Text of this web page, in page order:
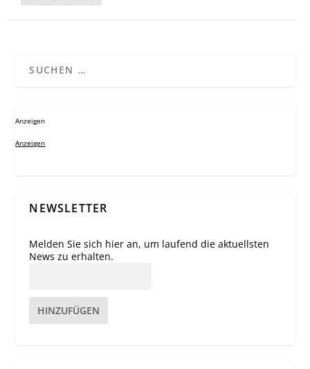
Anzeigen
Anzeigen
NEWSLETTER
Melden Sie sich hier an, um laufend die aktuellsten
News zu erhalten.
HINZUFÜGEN